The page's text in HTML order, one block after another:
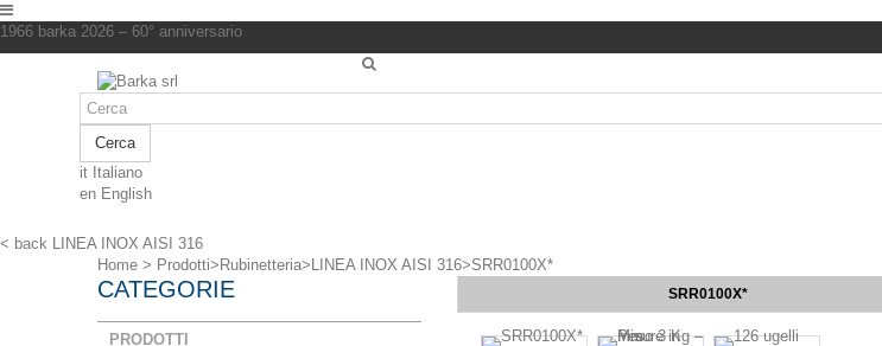
1966 barka 2026 – 60° anniversario
Cerca
it Italiano
en English
< back LINEA INOX AISI 316
Home > Prodotti> Rubinetteria> LINEA INOX AISI 316>SRR0100X*
CATEGORIE
PRODOTTI
SRR0100X*